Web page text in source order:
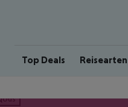
Top Deals Reisearten